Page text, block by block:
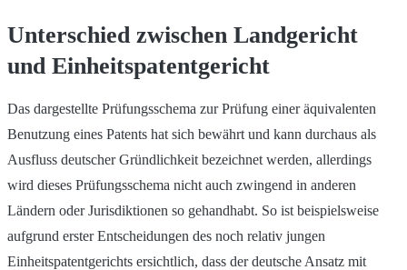
Unterschied zwischen Landgericht
und Einheitspatentgericht
Das dargestellte Prüfungsschema zur Prüfung einer äquivalenten
Benutzung eines Patents hat sich bewährt und kann durchaus als
Ausfluss deutscher Gründlichkeit bezeichnet werden, allerdings
wird dieses Prüfungsschema nicht auch zwingend in anderen
Ländern oder Jurisdiktionen so gehandhabt. So ist beispielsweise
aufgrund erster Entscheidungen des noch relativ jungen
Einheitspatentgerichts ersichtlich, dass der deutsche Ansatz mit